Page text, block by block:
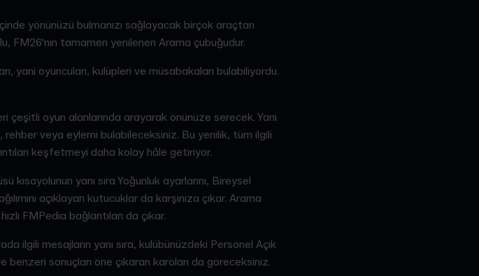
yönünüzü bulmanızı sağlayacak birçok araçtan
FM26'nın tamamen yenilenen Arama çubuğudur.
yani oyuncuları, kulüpleri ve müsabakaları bulabiliyordu.
oyun alanlarında arayarak önünüze serecek. Yani
rehber veya eylemi bulabileceksiniz. Bu yenilik, tüm ilgili
keşfetmeyi daha kolay hâle getiriyor.
kısayolunun yanı sıra Yoğunluk ayarlarını, Bireysel
açıklayan kutucuklar da karşınıza çıkar. Arama
FMPedia bağlantıları da çıkar.
ilgili mesajların yanı sıra, kulübünüzdeki Personel Açık
benzeri sonuçları öne çıkaran karoları da göreceksiniz.